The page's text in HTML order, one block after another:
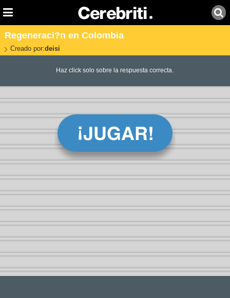
Regeneraci?n en Colombia
Creado por:deisi
Haz click solo sobre la respuesta correcta.